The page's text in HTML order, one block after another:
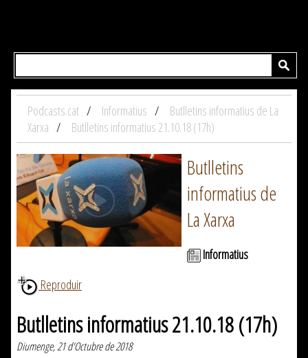
Podcasts.cat Informatius
Butlletins informatius de La
Xarxa
Butlletins informatius 21.10.18 (17h)
Butlletins
informatius de
La Xarxa
Informatius
Reproduir
Butlletins informatius 21.10.18 (17h)
Diumenge, 21 d'Octubre de 2018